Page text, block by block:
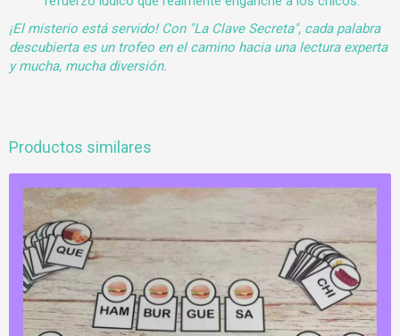
¡El misterio está servido! Con "La Clave Secreta", cada palabra
descubierta es un trofeo en el camino hacia una lectura experta
y mucha, mucha diversión.
Productos similares